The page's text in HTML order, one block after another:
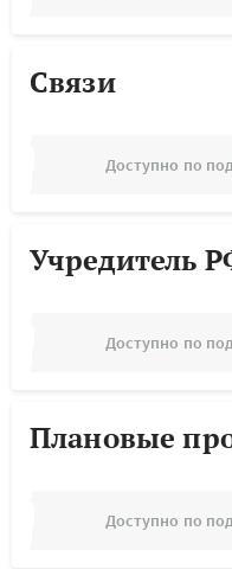
Связи
Доступно по
Учредитель
Доступно по
Плановые
Доступно по